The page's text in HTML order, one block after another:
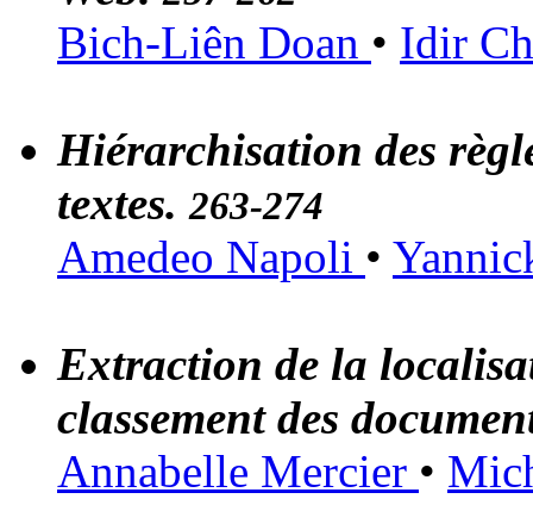
Bich-Liên Doan • Idir
Hiérarchisation des
textes.263-274
Amedeo Napoli •
Extraction de la
classement des
Annabelle Mercier •